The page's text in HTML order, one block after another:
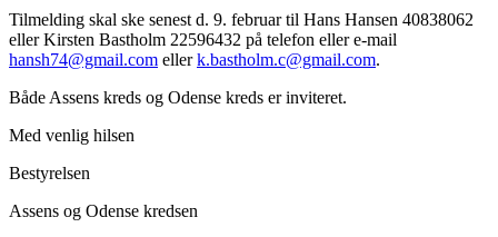
Tilmelding skal ske senest d. 9. februar til Hans Hansen 40838062
eller Kirsten Bastholm 22596432 på telefon eller e-mail
hansh74@gmail.com ellerk.bastholm.c@gmail.com.
Både Assens kreds og Odense kreds er inviteret.
Med venlig hilsen
Bestyrelsen
Assens og Odense kredsen